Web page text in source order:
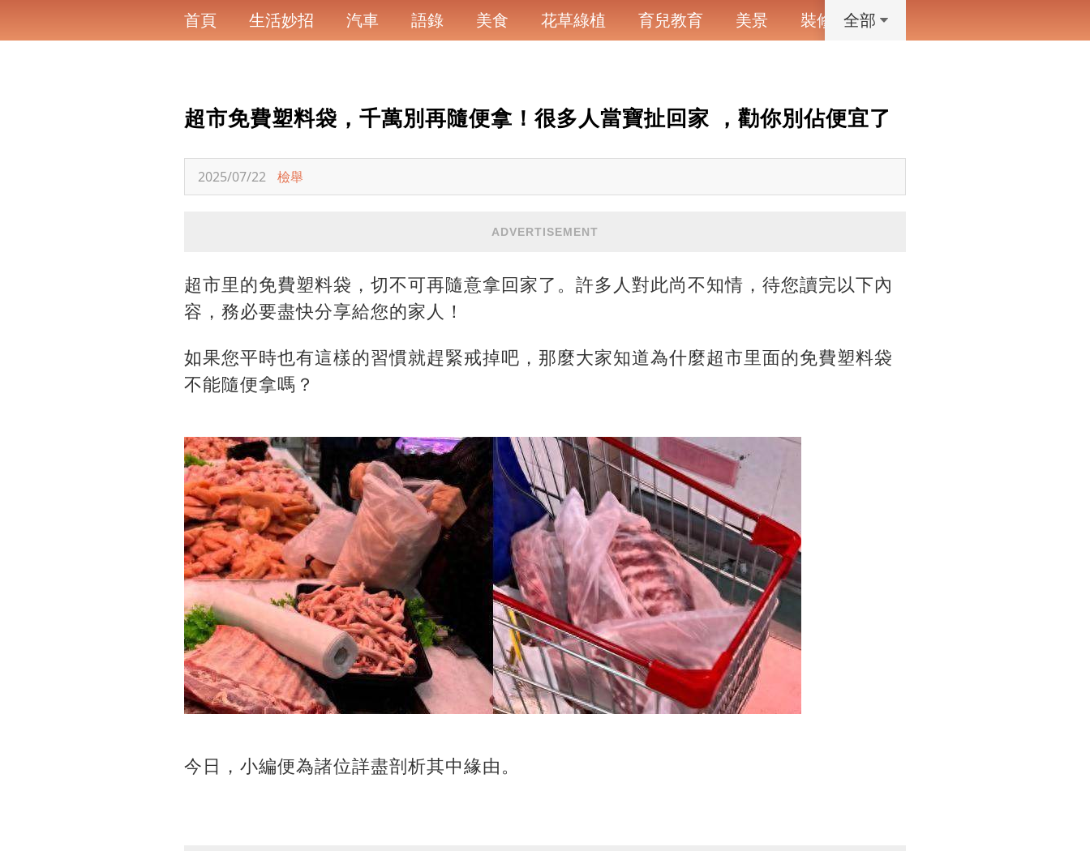
首頁 生活妙招 汽車 語錄 美食 花草綠植 育兒教育 美景 裝修 寵物
全部
超市免費塑料袋，千萬別再隨便拿！很多人當寶扯回家 ，勸你別佔便宜了
2025/07/22 檢舉
ADVERTISEMENT
超市里的免費塑料袋，切不可再隨意拿回家了。許多人對此尚不知情，待您讀完以下內
容，務必要盡快分享給您的家人！
如果您平時也有這樣的習慣就趕緊戒掉吧，那麼大家知道為什麼超市里面的免費塑料袋
不能隨便拿嗎？
今日，小編便為諸位詳盡剖析其中緣由。